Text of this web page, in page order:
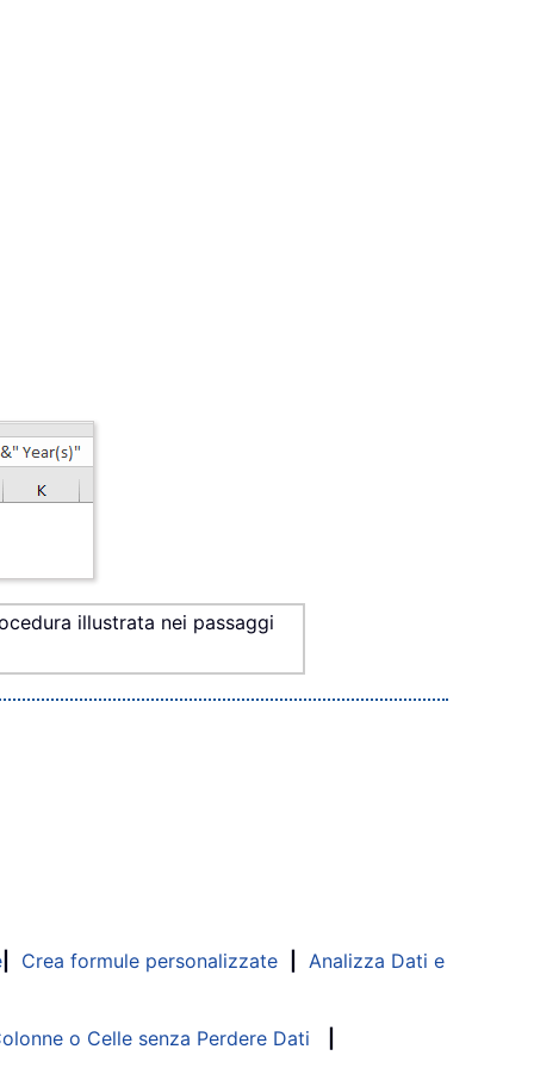
illustrata nei passaggi
Crea formule personalizzate
Analizza Dati e
o Celle senza Perdere Dati